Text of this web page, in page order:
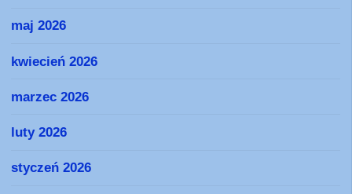
maj 2026
kwiecień 2026
marzec 2026
luty 2026
styczeń 2026